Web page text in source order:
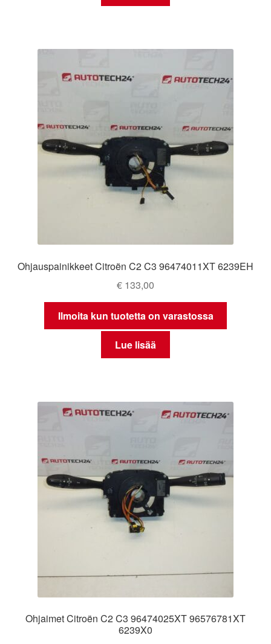
Ohjauspainikkeet Citroën C2 C3 96474011XT 6239EH
€ 133,00
Ilmoita kun tuotetta on varastossa
Lue lisää
Ohjaimet Citroën C2 C3 96474025XT 96576781XT
6239X0